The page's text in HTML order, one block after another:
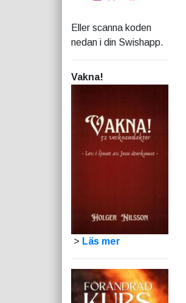
Eller scanna koden
nedan i din Swishapp.
Vakna!
> Läs mer